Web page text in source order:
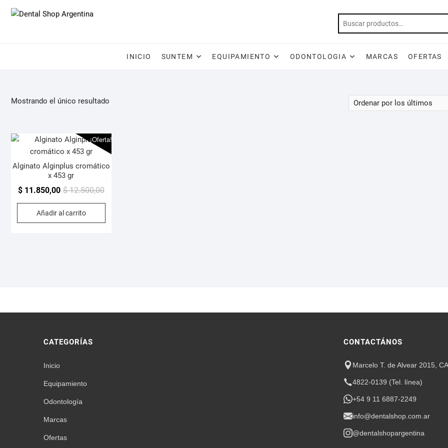
INICIO SUNTEM EQUIPAMIENTO ODONTOLOGIA MARCAS OFERTAS
Mostrando el único resultado
¡Oferta!
Alginato Alginplus cromático
x 453 gr
$12.500,00El
precio
era:
$11.850,00
El
precio
es:
Añadir al carrito
CATEGORÍAS
Inicio
Equipamiento
Odontología
Marcas
Ofertas
CONTACTÁNOS
Marcelo T. de Alvear 2015,
4822-0139 (Tel. línea)
+54 9 11 6887-2249
info@dentalshop.com.ar
@dentalshopargentina